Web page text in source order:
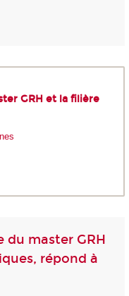
GRH et la filière
du master GRH
répond à